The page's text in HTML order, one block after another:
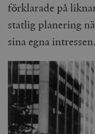
förklarade på
statlig planering
sina egna intressen.